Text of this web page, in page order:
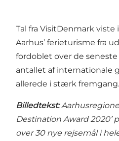
Tal fra VisitDenmark viste
Aarhus’ ferieturisme fra
fordoblet over de
antallet af internationale
allerede i stærk fremgang.
Billedtekst:
Destination Award 2020’
over 30 nye rejsemål i